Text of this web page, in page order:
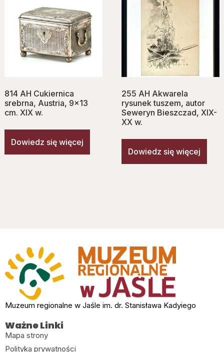
814 AH Cukiernica
srebrna, Austria, 9×13
cm. XIX w.
Dowiedz się więcej
255 AH Akwarela
rysunek tuszem, autor
Seweryn Bieszczad, XIX-
XX w.
Dowiedz się więcej
Muzeum regionalne w Jaśle im. dr. Stanisława Kadyiego
Ważne Linki
Mapa strony
Polityka prywatności